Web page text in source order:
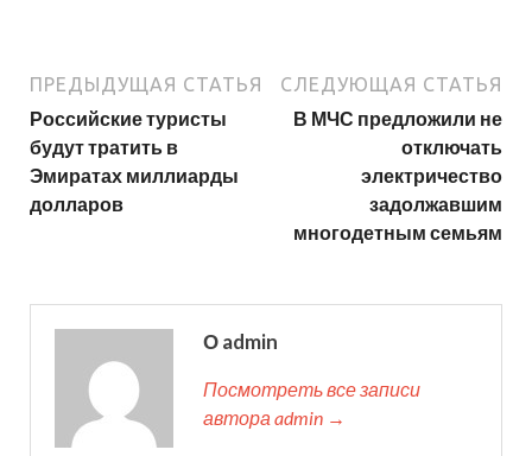
ПРЕДЫДУЩАЯ СТАТЬЯ
Российские туристы
будут тратить в
Эмиратах миллиарды
долларов
СЛЕДУЮЩАЯ СТАТЬЯ
В МЧС предложили не
отключать
электричество
задолжавшим
многодетным семьям
О admin
Посмотреть все записи
автора admin →